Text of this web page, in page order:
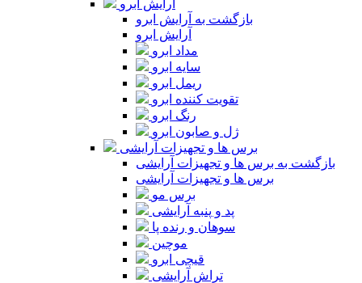
آرایش ابرو
بازگشت به آرایش ابرو
آرایش ابرو
مداد ابرو
سایه ابرو
ریمل ابرو
تقویت کننده ابرو
رنگ ابرو
ژل و صابون ابرو
برس ها و تجهیزات آرایشی
بازگشت به برس ها و تجهیزات آرایشی
برس ها و تجهیزات آرایشی
برس مو
پد و پنبه آرایشی
سوهان و رنده پا
موچین
قیچی ابرو
تراش آرایشی